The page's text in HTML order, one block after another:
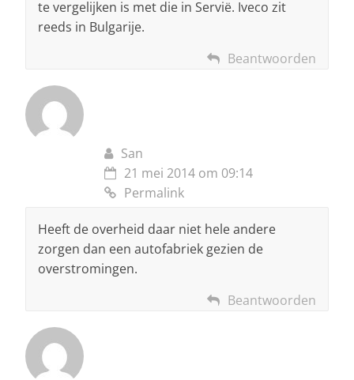
te vergelijken is met die in Servië. Iveco zit
reeds in Bulgarije.
Beantwoorden
San
21 mei 2014 om 09:14
Permalink
Heeft de overheid daar niet hele andere
zorgen dan een autofabriek gezien de
overstromingen.
Beantwoorden